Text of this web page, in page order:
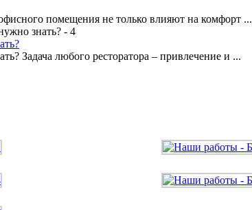
помещения не только влияют на комфорт ...
Задача любого ресторатора – привлечение и ...